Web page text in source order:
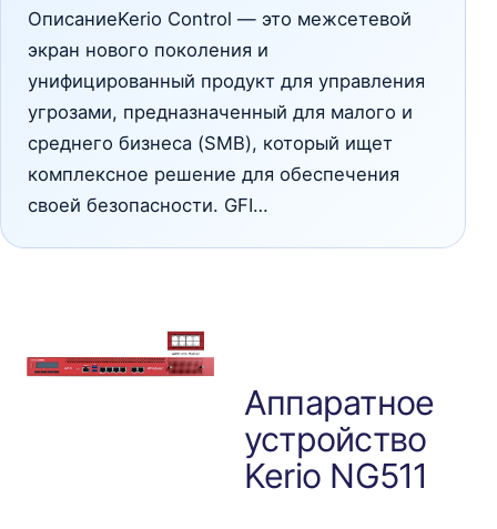
ОписаниеKerio Control — это межсетевой
экран нового поколения и
унифицированный продукт для управления
угрозами, предназначенный для малого и
среднего бизнеса (SMB), который ищет
комплексное решение для обеспечения
своей безопасности. GFI…
Аппаратное
устройство
Kerio NG511